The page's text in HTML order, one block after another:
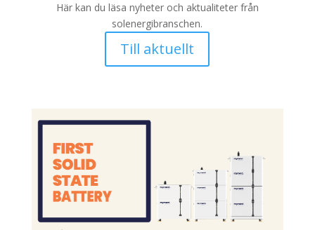
Här kan du läsa nyheter och aktualiteter från
solenergibranschen.
Till aktuellt